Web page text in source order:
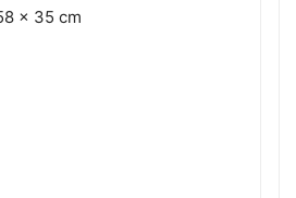
x 35 cm